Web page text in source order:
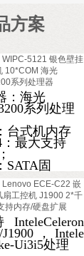
方案
WIPC-5121 银色壁挂
10*COM 海光
系列处理器
：海光
系列处理
台式机内存
：最大支持
SATA固
Lenovo ECE-C22 嵌
扇工控机 J1900 2*千
持内存/硬盘扩展
J1900，Intele
Ui3i5处理